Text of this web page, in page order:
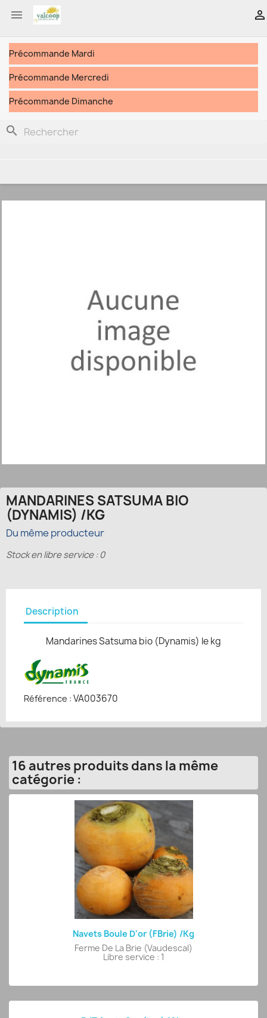
 
Précommande Mardi
Précommande Mercredi
Précommande Dimanche
search
MANDARINES SATSUMA BIO
(DYNAMIS) /KG
Du même producteur
Stock en libre service : 0
Description
Mandarines Satsuma bio (Dynamis) le kg
Référence : VA003670
16 autres produits dans la même
catégorie :
Navets Boule D'or (FBrie) /kg
Ferme De La Brie (Vaudescal)
Libre service : 1